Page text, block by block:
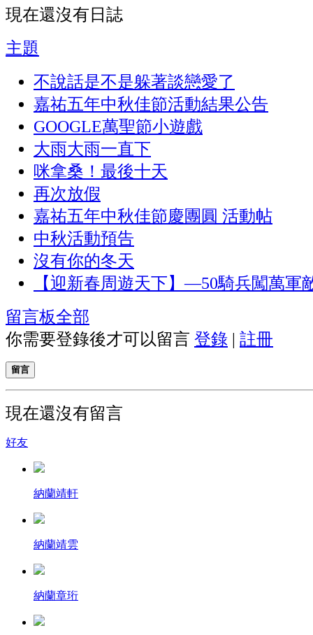
現在還沒有日誌
主題
不說話是不是躲著談戀愛了
嘉祐五年中秋佳節活動結果公告
GOOGLE萬聖節小遊戲
大雨大雨一直下
咪拿桑！最後十天
再次放假
嘉祐五年中秋佳節慶團圓 活動帖
中秋活動預告
沒有你的冬天
【迎新春周遊天下】—50騎兵闖萬軍
留言板全部
你需要登錄後才可以留言 登錄 | 註冊
留言
現在還沒有留言
好友
納蘭靖軒
納蘭靖雲
納蘭章珩